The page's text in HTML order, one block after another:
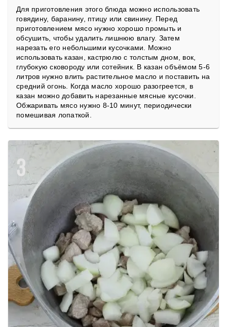
Для приготовления этого блюда можно использовать
говядину, баранину, птицу или свинину. Перед
приготовлением мясо нужно хорошо промыть и
обсушить, чтобы удалить лишнюю влагу. Затем
нарезать его небольшими кусочками. Можно
использовать казан, кастрюлю с толстым дном, вок,
глубокую сковороду или сотейник. В казан объёмом 5-6
литров нужно влить растительное масло и поставить на
средний огонь. Когда масло хорошо разогреется, в
казан можно добавить нарезанные мясные кусочки.
Обжаривать мясо нужно 8-10 минут, периодически
помешивая лопаткой.
3